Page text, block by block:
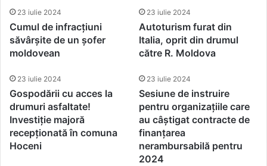
23 iulie 2024
Cumul de infracțiuni
săvârșite de un șofer
moldovean
23 iulie 2024
Autoturism furat din
Italia, oprit din drumul
către R. Moldova
23 iulie 2024
Gospodării cu acces la
drumuri asfaltate!
Investiție majoră
recepționată în comuna
Hoceni
23 iulie 2024
Sesiune de instruire
pentru organizațiile care
au câștigat contracte de
finanţarea
nerambursabilă pentru
2024